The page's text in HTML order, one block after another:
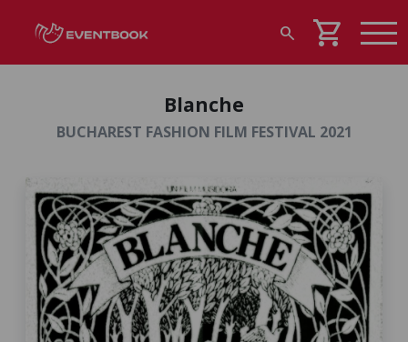
search shopping_cart
Blanche
BUCHAREST FASHION FILM FESTIVAL 2021